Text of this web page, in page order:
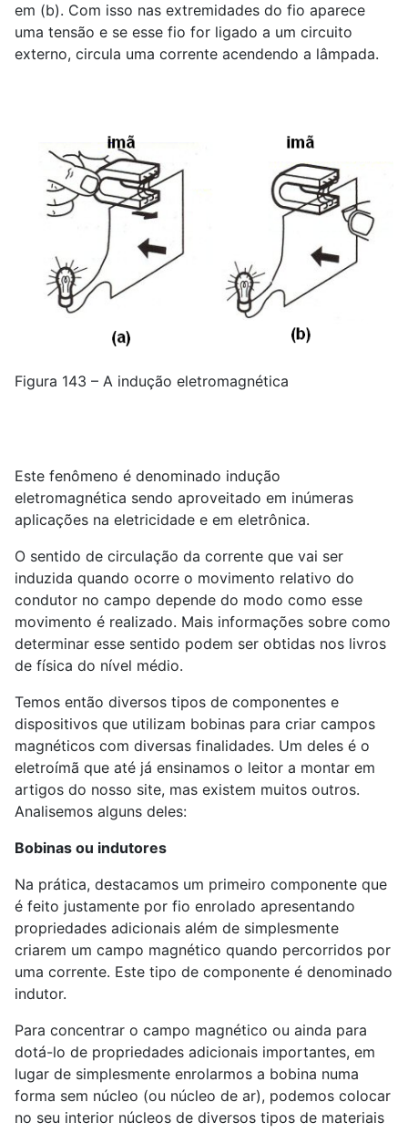
em (b). Com isso nas extremidades do fio aparece
uma tensão e se esse fio for ligado a um circuito
externo, circula uma corrente acendendo a lâmpada.
Figura 143 – A indução eletromagnética
Este fenômeno é denominado indução
eletromagnética sendo aproveitado em inúmeras
aplicações na eletricidade e em eletrônica.
O sentido de circulação da corrente que vai ser
induzida quando ocorre o movimento relativo do
condutor no campo depende do modo como esse
movimento é realizado. Mais informações sobre como
determinar esse sentido podem ser obtidas nos livros
de física do nível médio.
Temos então diversos tipos de componentes e
dispositivos que utilizam bobinas para criar campos
magnéticos com diversas finalidades. Um deles é o
eletroímã que até já ensinamos o leitor a montar em
artigos do nosso site, mas existem muitos outros.
Analisemos alguns deles:
Bobinas ou indutores
Na prática, destacamos um primeiro componente que
é feito justamente por fio enrolado apresentando
propriedades adicionais além de simplesmente
criarem um campo magnético quando percorridos por
uma corrente. Este tipo de componente é denominado
indutor.
Para concentrar o campo magnético ou ainda para
dotá-lo de propriedades adicionais importantes, em
lugar de simplesmente enrolarmos a bobina numa
forma sem núcleo (ou núcleo de ar), podemos colocar
no seu interior núcleos de diversos tipos de materiais